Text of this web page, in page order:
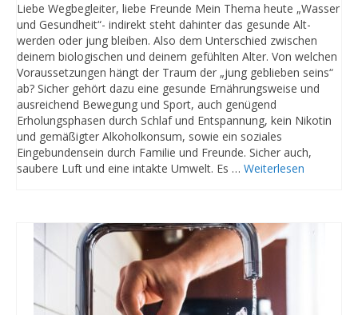
Liebe Wegbegleiter, liebe Freunde Mein Thema heute „Wasser
und Gesundheit“- indirekt steht dahinter das gesunde Alt-
werden oder jung bleiben. Also dem Unterschied zwischen
deinem biologischen und deinem gefühlten Alter. Von welchen
Voraussetzungen hängt der Traum der „jung geblieben seins“
ab? Sicher gehört dazu eine gesunde Ernährungsweise und
ausreichend Bewegung und Sport, auch genügend
Erholungsphasen durch Schlaf und Entspannung, kein Nikotin
und gemäßigter Alkoholkonsum, sowie ein soziales
Eingebundensein durch Familie und Freunde. Sicher auch,
saubere Luft und eine intakte Umwelt. Es … Weiterlesen